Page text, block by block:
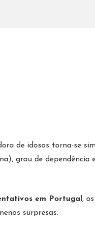
de idosos torna-se
grau de
em Portugal ,
surpresas.